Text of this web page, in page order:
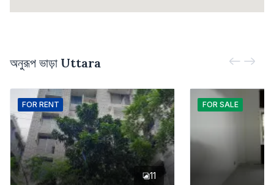
অনুরূপ ভাড়া Uttara
FOR RENT
11
FOR SALE